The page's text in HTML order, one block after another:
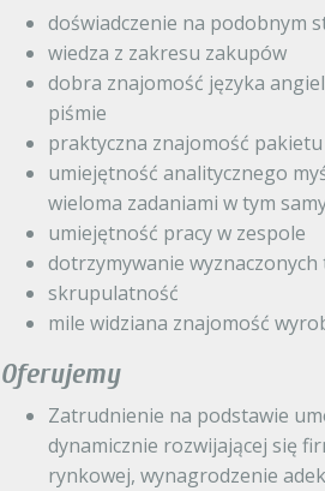
doświadczenie na podobnym
wiedza z zakresu zakupów
dobra znajomość języka
piśmie
praktyczna znajomość pakietu
umiejętność analitycznego
wieloma zadaniami w tym
umiejętność pracy w zespole
dotrzymywanie
skrupulatność
mile widziana znajomość
Oferujemy
Zatrudnienie na podstawie
dynamicznie rozwijającej się
rynkowej, wynagrodzenie